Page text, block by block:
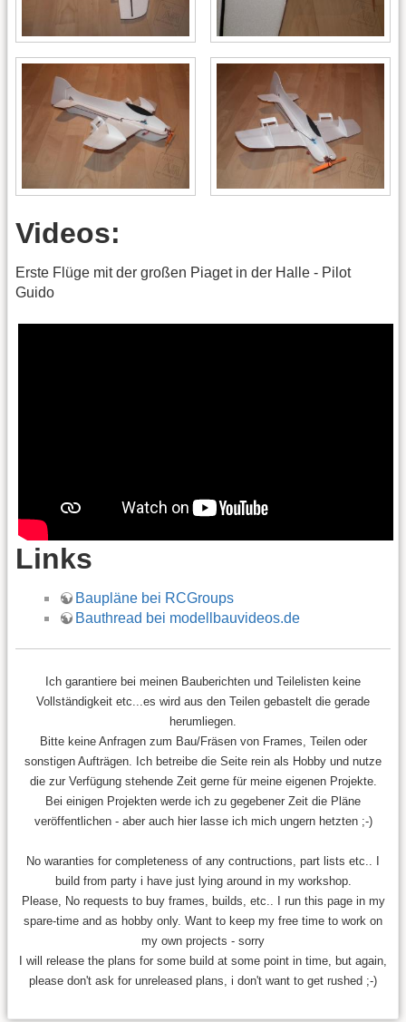
Videos:
Erste Flüge mit der großen Piaget in der Halle - Pilot
Guido
Links
Baupläne bei RCGroups
Bauthread bei modellbauvideos.de
Ich garantiere bei meinen Bauberichten und Teilelisten keine
Vollständigkeit etc...es wird aus den Teilen gebastelt die gerade
herumliegen.
Bitte keine Anfragen zum Bau/Fräsen von Frames, Teilen oder
sonstigen Aufträgen. Ich betreibe die Seite rein als Hobby und nutze
die zur Verfügung stehende Zeit gerne für meine eigenen Projekte.
Bei einigen Projekten werde ich zu gegebener Zeit die Pläne
veröffentlichen - aber auch hier lasse ich mich ungern hetzten ;-)
No waranties for completeness of any contructions, part lists etc.. I
build from party i have just lying around in my workshop.
Please, No requests to buy frames, builds, etc.. I run this page in my
spare-time and as hobby only. Want to keep my free time to work on
my own projects - sorry
I will release the plans for some build at some point in time, but again,
please don't ask for unreleased plans, i don't want to get rushed ;-)